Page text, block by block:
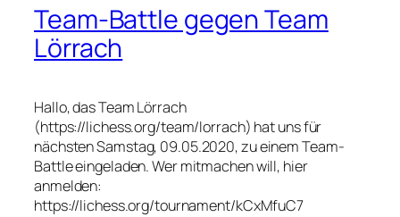
Team-Battle gegen Team
Lörrach
Hallo, das Team Lörrach
(https://lichess.org/team/lorrach) hat uns für
nächsten Samstag, 09.05.2020, zu einem Team-
Battle eingeladen. Wer mitmachen will, hier
anmelden:
https://lichess.org/tournament/kCxMfuC7